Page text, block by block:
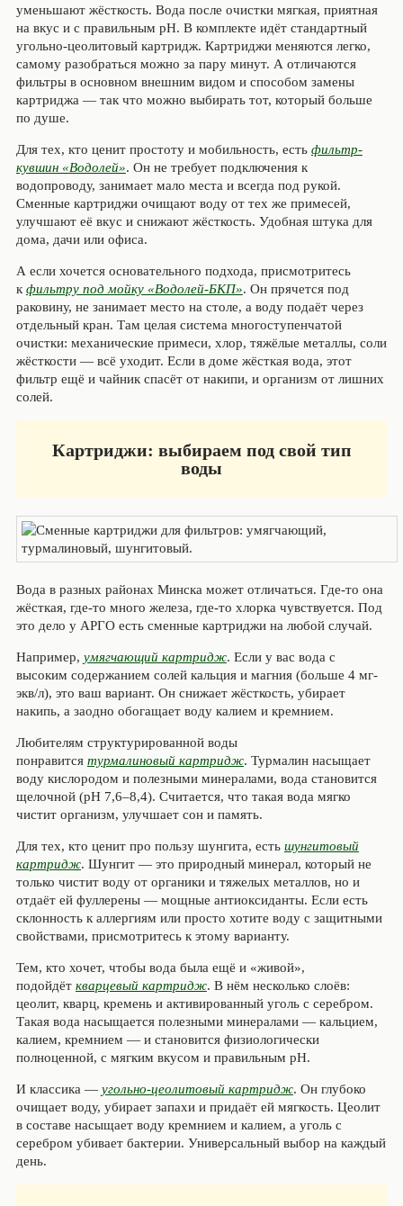
уменьшают жёсткость. Вода после очистки мягкая, приятная
на вкус и с правильным pH. В комплекте идёт стандартный
угольно-цеолитовый картридж. Картриджи меняются легко,
самому разобраться можно за пару минут. А отличаются
фильтры в основном внешним видом и способом замены
картриджа — так что можно выбирать тот, который больше
по душе.
Для тех, кто ценит простоту и мобильность, есть фильтр-
кувшин «Водолей». Он не требует подключения к
водопроводу, занимает мало места и всегда под рукой.
Сменные картриджи очищают воду от тех же примесей,
улучшают её вкус и снижают жёсткость. Удобная штука для
дома, дачи или офиса.
А если хочется основательного подхода, присмотритесь
к фильтру под мойку «Водолей-БКП». Он прячется под
раковину, не занимает место на столе, а воду подаёт через
отдельный кран. Там целая система многоступенчатой
очистки: механические примеси, хлор, тяжёлые металлы, соли
жёсткости — всё уходит. Если в доме жёсткая вода, этот
фильтр ещё и чайник спасёт от накипи, и организм от лишних
солей.
Картриджи: выбираем под свой тип
воды
Вода в разных районах Минска может отличаться. Где-то она
жёсткая, где-то много железа, где-то хлорка чувствуется. Под
это дело у АРГО есть сменные картриджи на любой случай.
Например, умягчающий картридж. Если у вас вода с
высоким содержанием солей кальция и магния (больше 4 мг-
экв/л), это ваш вариант. Он снижает жёсткость, убирает
накипь, а заодно обогащает воду калием и кремнием.
Любителям структурированной воды
понравится турмалиновый картридж. Турмалин насыщает
воду кислородом и полезными минералами, вода становится
щелочной (pH 7,6–8,4). Считается, что такая вода мягко
чистит организм, улучшает сон и память.
Для тех, кто ценит про пользу шунгита, есть шунгитовый
картридж. Шунгит — это природный минерал, который не
только чистит воду от органики и тяжелых металлов, но и
отдаёт ей фуллерены — мощные антиоксиданты. Если есть
склонность к аллергиям или просто хотите воду с защитными
свойствами, присмотритесь к этому варианту.
Тем, кто хочет, чтобы вода была ещё и «живой»,
подойдёт кварцевый картридж. В нём несколько слоёв:
цеолит, кварц, кремень и активированный уголь с серебром.
Такая вода насыщается полезными минералами — кальцием,
калием, кремнием — и становится физиологически
полноценной, с мягким вкусом и правильным pH.
И классика — угольно-цеолитовый картридж. Он глубоко
очищает воду, убирает запахи и придаёт ей мягкость. Цеолит
в составе насыщает воду кремнием и калием, а уголь с
серебром убивает бактерии. Универсальный выбор на каждый
день.